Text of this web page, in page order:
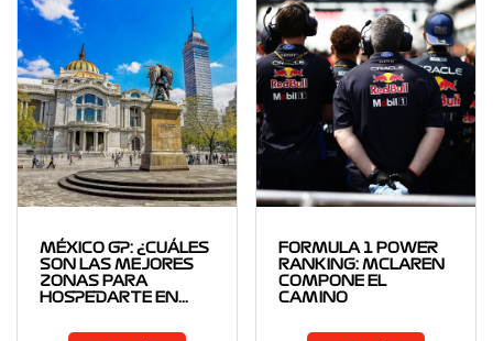
MÉXICO GP: ¿CUÁLES
SON LAS MEJORES
ZONAS PARA
HOSPEDARTE EN…
FORMULA 1 POWER
RANKING: MCLAREN
COMPONE EL
CAMINO